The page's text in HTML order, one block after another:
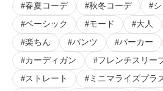
春夏コーデ
秋冬コーデ
ベーシック
モード 大人
楽ちん
パンツ パーカー
カーディガン
フレンチスリー
ストレート
ミニマライズプラ